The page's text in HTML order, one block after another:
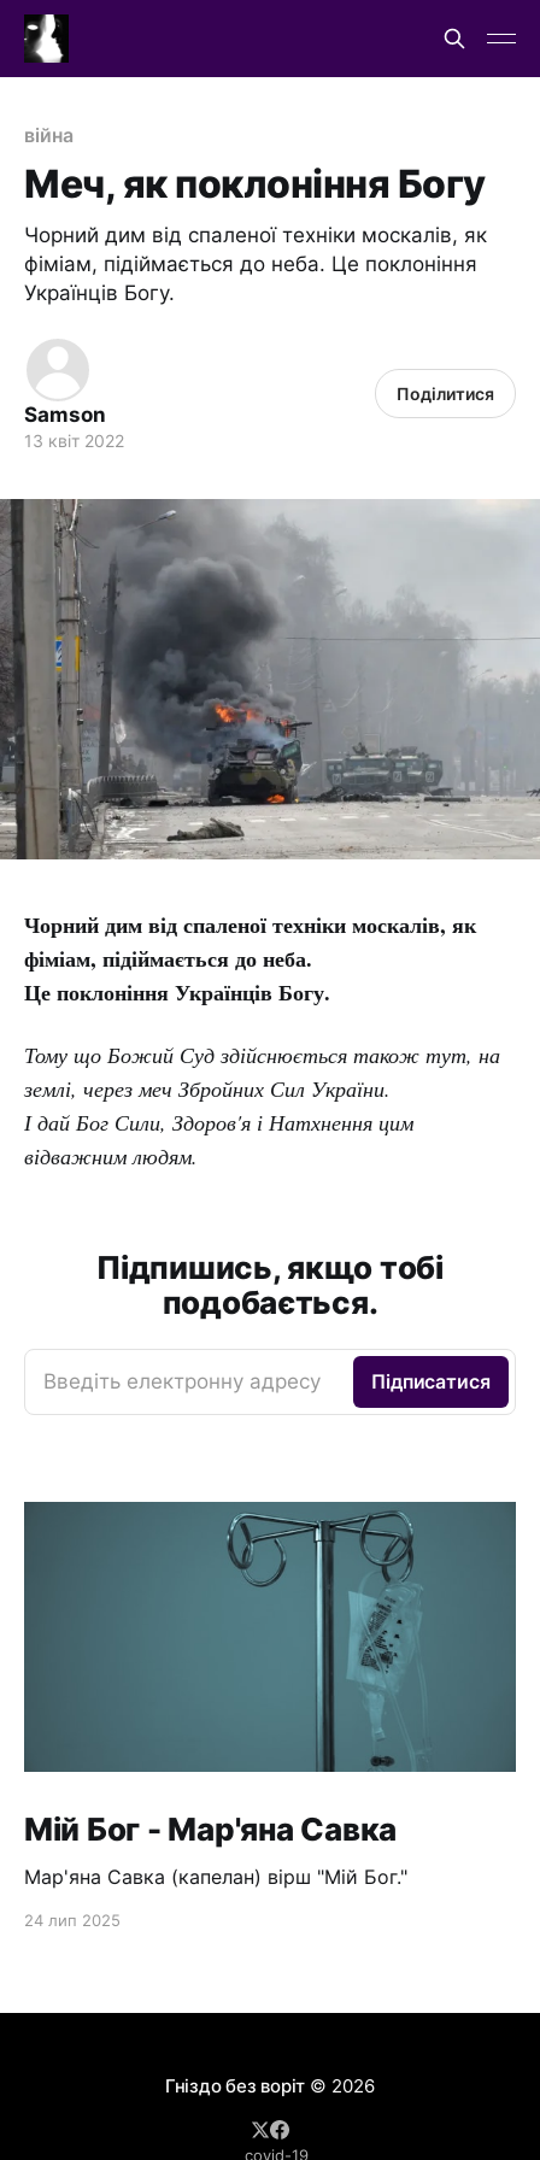
війна
Меч, як поклоніння Богу
Чорний дим від спаленої техніки москалів, як
фіміам, підіймається до неба. Це поклоніння
Українців Богу.
Samson
13 квіт 2022
Поділитися
Чорний дим від спаленої техніки москалів, як
фіміам, підіймається до неба.
Це поклоніння Українців Богу.
Тому що Божий Суд здійснюється також тут, на
землі, через меч Збройних Сил України.
І дай Бог Сили, Здоров'я і Натхнення цим
відважним людям.
Підпишись, якщо тобі
подобається.
Введіть електронну адресу Підписатися
Мій Бог - Мар'яна Савка
Мар'яна Савка (капелан) вірш "Мій Бог."
24 лип 2025
Гніздо без воріт © 2026
covid-19